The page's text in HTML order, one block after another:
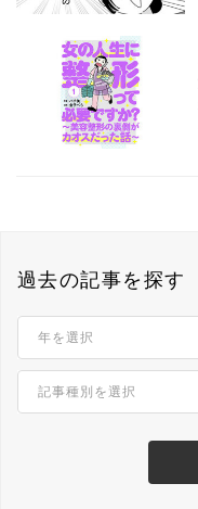
過去の記事を探す